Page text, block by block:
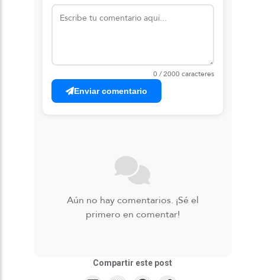
0 / 2000 caracteres
Enviar comentario
Aún no hay comentarios. ¡Sé el
primero en comentar!
Compartir este post